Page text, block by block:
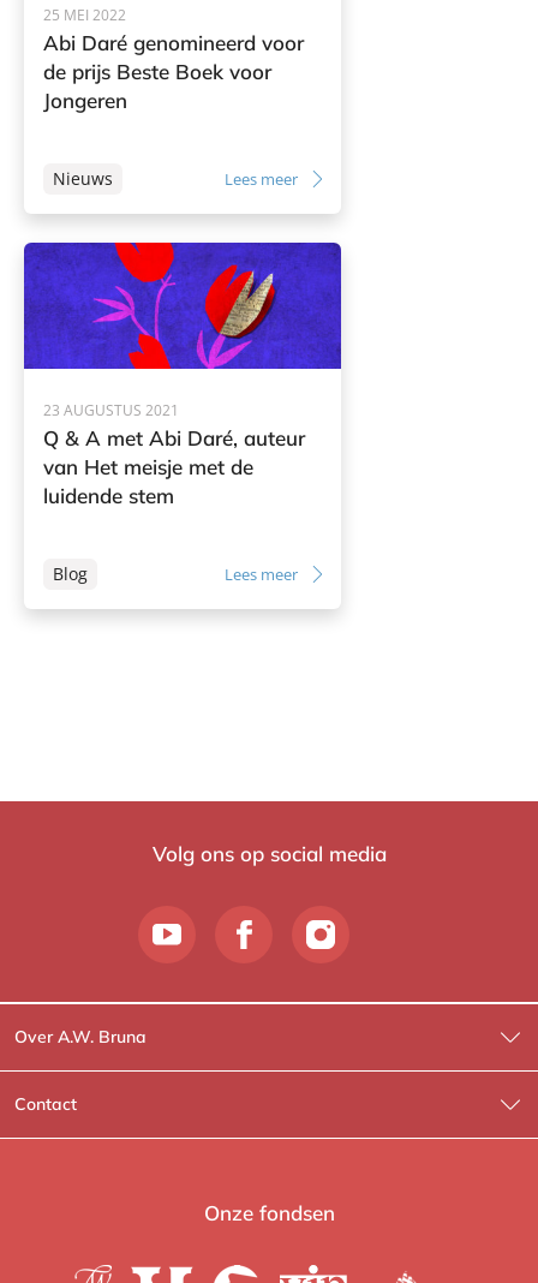
25 MEI 2022
Abi Daré genomineerd voor
de prijs Beste Boek voor
Jongeren
Nieuws Lees meer
23 AUGUSTUS 2021
Q & A met Abi Daré, auteur
van Het meisje met de
luidende stem
Blog Lees meer
Volg ons op social media
Over A.W. Bruna
Wat wij doen
Wie is Wie?
Contact
Contactinformatie
Onze fondsen